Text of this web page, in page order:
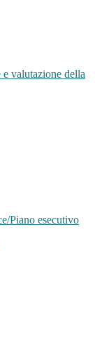
valutazione della
Piano esecutivo